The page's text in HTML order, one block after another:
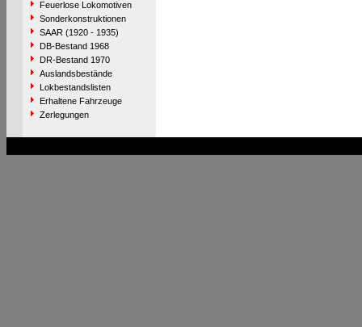
Feuerlose Lokomotiven
Sonderkonstruktionen
SAAR (1920 - 1935)
DB-Bestand 1968
DR-Bestand 1970
Auslandsbestände
Lokbestandslisten
Erhaltene Fahrzeuge
Zerlegungen